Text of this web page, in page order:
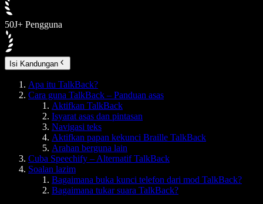
50J+ Pengguna
Isi Kandungan
Apa itu TalkBack?
Cara guna TalkBack – Panduan asas
Aktifkan TalkBack
Isyarat asas dan pintasan
Navigasi teks
Aktifkan papan kekunci Braille TalkBack
Arahan berguna lain
Cuba Speechify – Alternatif TalkBack
Soalan lazim
Bagaimana buka kunci telefon dari mod TalkBack?
Bagaimana tukar suara TalkBack?